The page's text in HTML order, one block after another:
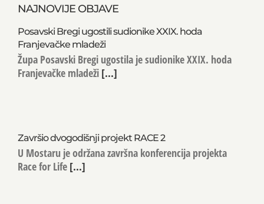
NAJNOVIJE OBJAVE
Posavski Bregi ugostili sudionike XXIX. hoda
Franjevačke mladeži
Župa Posavski Bregi ugostila je sudionike XXIX. hoda
Franjevačke mladeži [...]
Završio dvogodišnji projekt RACE 2
U Mostaru je održana završna konferencija projekta
Race for Life [...]